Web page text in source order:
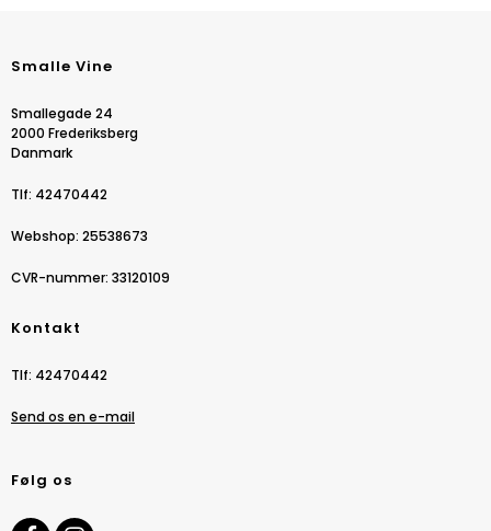
Smalle Vine
Smallegade 24
2000 Frederiksberg
Danmark
Tlf: 42470442
Webshop: 25538673
CVR-nummer: 33120109
Kontakt
Tlf: 42470442
Send os en e-mail
Følg os